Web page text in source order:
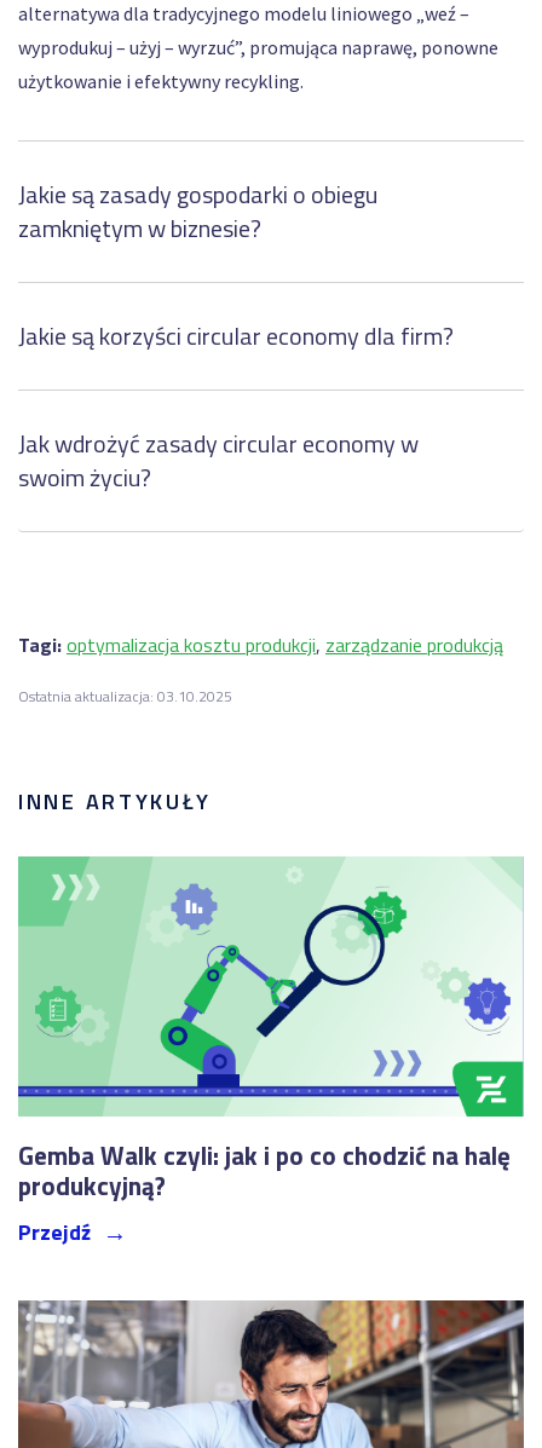
alternatywa dla tradycyjnego modelu liniowego „weź –
wyprodukuj – użyj – wyrzuć”, promująca naprawę, ponowne
użytkowanie i efektywny recykling.
Jakie są zasady gospodarki o obiegu
zamkniętym w biznesie?
Jakie są korzyści circular economy dla firm?
Jak wdrożyć zasady circular economy w
swoim życiu?
Tagi:optymalizacja kosztu produkcji, zarządzanie produkcją
Ostatnia aktualizacja: 03.10.2025
INNE ARTYKUŁY
Gemba Walk czyli: jak i po co chodzić na halę
produkcyjną?
Przejdź